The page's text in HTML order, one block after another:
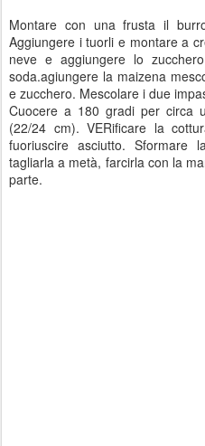
Montare con una frusta il
Aggiungere i tuorli e montare a
neve e aggiungere lo
soda.agiungere la maizena
e zucchero. Mescolare i due
Cuocere a 180 gradi per circa
(22/24 cm). VERificare la
fuoriuscire asciutto. Sformare
tagliarla a metà, farcirla con la
parte.